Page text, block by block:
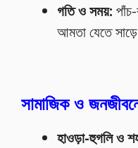
গতি ও সময়:
আমতা যেতে
সামাজিক ও
হাওড়া-হুগলি ও